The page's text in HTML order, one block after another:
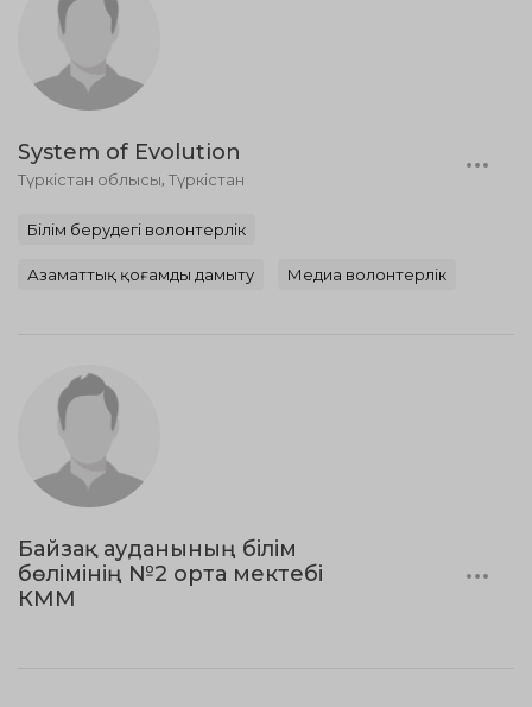
System of Evolution
Түркістан облысы, Түркістан
Білім берудегі волонтерлік
Азаматтық қоғамды дамыту Медиа волонтерлік
Байзақ ауданының білім
бөлімінің №2 орта мектебі
КММ